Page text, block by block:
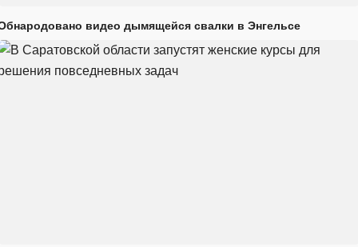
видео дымящейся свалки в Энгельсе